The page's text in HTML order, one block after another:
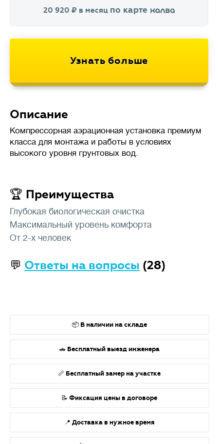
20 920 в месяц по карте
Описание
Компрессорная аэрационная установка премиум
класса для монтажа и работы в условиях
высокого уровня грунтовых вод.
🏆 Преимущества
Глубокая биологическая очистка
Максимальный уровень комфорта
От 2-х человек
💬 Ответы на вопросы (28)
📦 В наличии на складе
🚗 Бесплатный выезд инженера
📏 Бесплатный замер на участке
📝 Фиксация цены в договоре
📍 Доставка в нужное время